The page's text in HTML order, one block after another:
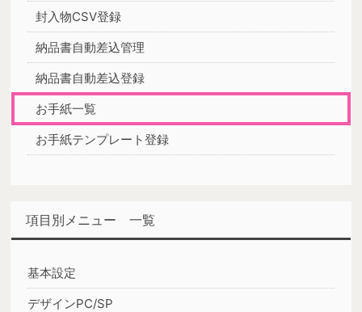
封入物CSV登録
納品書自動差込管理
納品書自動差込登録
お手紙一覧
お手紙テンプレート登録
項目別メニュー 一覧
基本設定
デザインPC/SP